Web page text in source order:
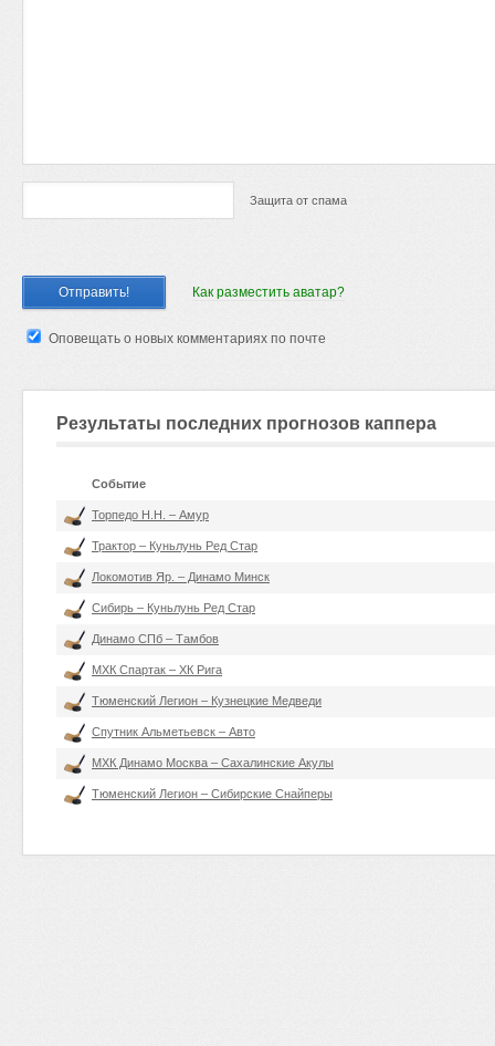
Защита от спама
Как разместить аватар?
Оповещать о новых комментариях по почте
Результаты последних прогнозов каппера
Событие
Торпедо Н.Н. – Амур
Трактор – Куньлунь Ред Стар
Локомотив Яр. – Динамо Минск
Сибирь – Куньлунь Ред Стар
Динамо СПб – Тамбов
МХК Спартак – ХК Рига
Тюменский Легион – Кузнецкие Медведи
Спутник Альметьевск – Авто
МХК Динамо Москва – Сахалинские Акулы
Тюменский Легион – Сибирские Снайперы